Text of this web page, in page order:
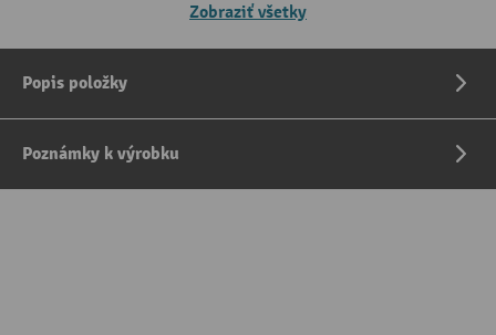
Zobraziť všetky
Popis položky
Poznámky k výrobku